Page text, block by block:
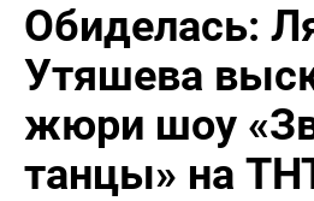
Обиделась:
Утяшева
жюри шоу
танцы» на